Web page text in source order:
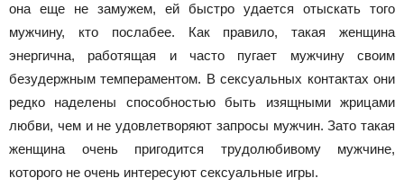
она еще не замужем, ей быстро удается отыскать того
мужчину, кто послабее. Как правило, такая женщина
энергична, работящая и часто пугает мужчину своим
безудержным темпераментом. В сексуальных контактах они
редко наделены способностью быть изящными жрицами
любви, чем и не удовлетворяют запросы мужчин. Зато такая
женщина очень пригодится трудолюбивому мужчине,
которого не очень интересуют сексуальные игры.